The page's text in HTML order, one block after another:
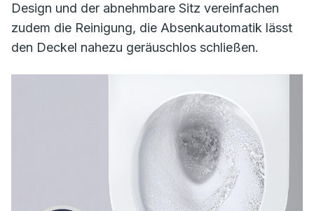
Design und der abnehmbare Sitz vereinfachen
zudem die Reinigung, die Absenkautomatik lässt
den Deckel nahezu geräuschlos schließen.